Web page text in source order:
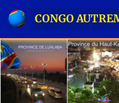
CONGO